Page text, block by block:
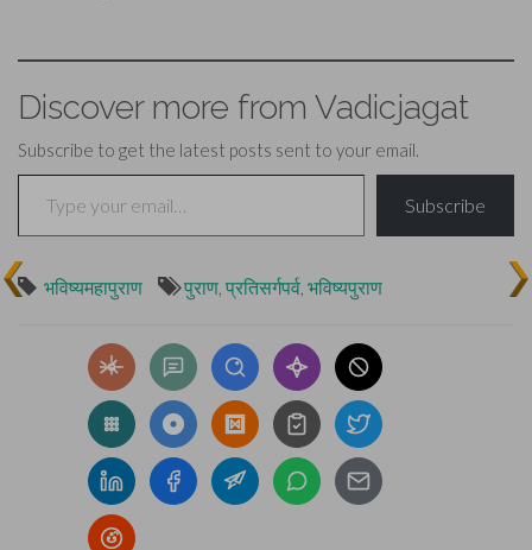
Discover more from Vadicjagat
Subscribe to get the latest posts sent to your email.
Type your email…
Subscribe
भविष्यमहापुराण पुराण, प्रतिसर्गपर्व, भविष्यपुराण